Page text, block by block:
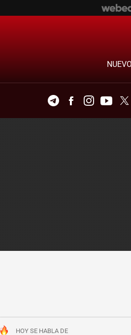
NUEVO
TelegramFacebookInstagram
HOY SE HABLA DE